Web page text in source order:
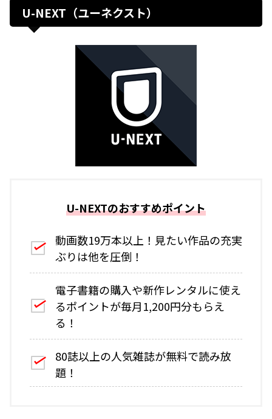
U-NEXT（ユーネクスト）
U-NEXTのおすすめポイント
動画数19万本以上！見たい作品の充実
ぶりは他を圧倒！
電子書籍の購入や新作レンタルに使え
るポイントが毎月1,200円分もらえ
る！
80誌以上の人気雑誌が無料で読み放
題！